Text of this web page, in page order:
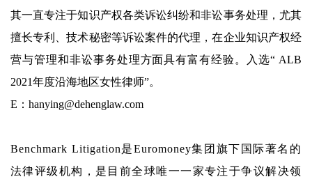
其一直专注于知识产权各类诉讼纠纷和非讼事务处理，尤其
擅长专利、技术秘密等诉讼案件的代理，在企业知识产权经
营与管理和非讼事务处理方面具有富有经验。入选“ ALB
2021年度沿海地区女性律师”。
E：hanying@dehenglaw.com
Benchmark Litigation是Euromoney集团旗下国际著名的
法律评级机构，是目前全球唯一一家专注于争议解决领